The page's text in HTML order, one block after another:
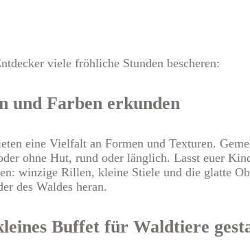
viele fröhliche Stunden bescheren:
und Farben erkunden
eine Vielfalt an Formen und Texturen.
ohne Hut, rund oder länglich. Lasst euer
winzige Rillen, kleine Stiele und die glatte
des Waldes heran.
Buffet für Waldtiere